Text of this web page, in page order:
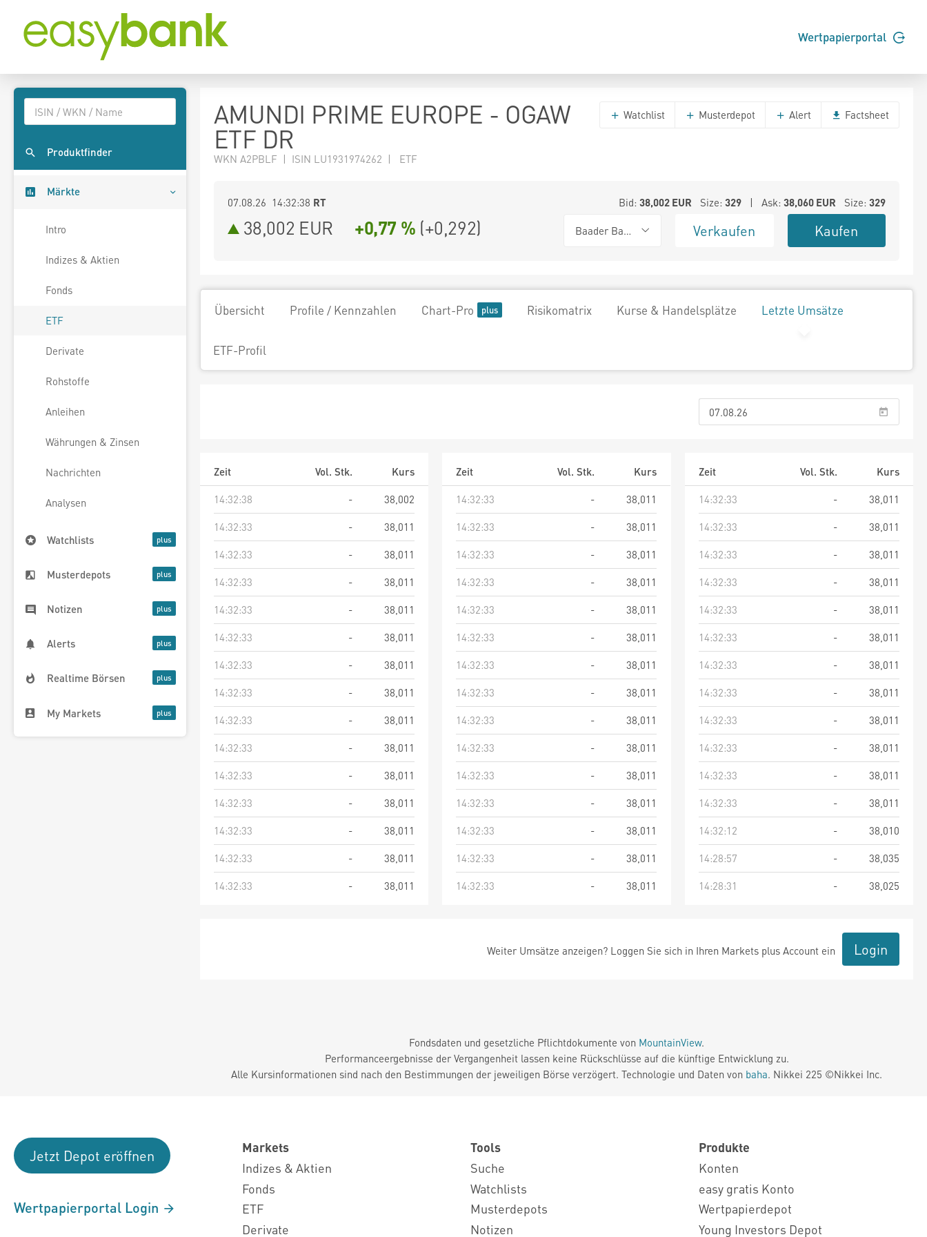
Wertpapierportal
Produktfinder
Märkte
Intro
Indizes & Aktien
Fonds
ETF
Derivate
Rohstoffe
Anleihen
Währungen & Zinsen
Nachrichten
Analysen
Watchlists
Musterdepots
Notizen
Alerts
Realtime Börsen
My Markets
AMUNDI PRIME EUROPE - OGAW
ETF DR
WKN A2PBLF | ISIN LU1931974262 | ETF
Watchlist Musterdepot Alert Factsheet
07.08.26 14:32:38 RT Bid: 38,002EUR Size: 329| Ask: 38,060EUR Size: 329
38,002 EUR +0,77 % (+0,292) Baader Bank (Baadex) Verkaufen Kaufen
Übersicht Profile / Kennzahlen Chart-Pro Risikomatrix Kurse & Handelsplätze Letzte Umsätze
ETF-Profil
Zeit Vol. Stk.
Kurs
14:32:38
-
38,002
14:32:33
-
38,011
14:32:33
-
38,011
14:32:33
-
38,011
14:32:33
-
38,011
14:32:33
-
38,011
14:32:33
-
38,011
14:32:33
-
38,011
14:32:33
-
38,011
14:32:33
-
38,011
14:32:33
-
38,011
14:32:33
-
38,011
14:32:33
-
38,011
14:32:33
-
38,011
14:32:33
- 38,011
Zeit Vol. Stk.
Kurs
14:32:33
-
38,011
14:32:33
-
38,011
14:32:33
-
38,011
14:32:33
-
38,011
14:32:33
-
38,011
14:32:33
-
38,011
14:32:33
-
38,011
14:32:33
-
38,011
14:32:33
-
38,011
14:32:33
-
38,011
14:32:33
-
38,011
14:32:33
-
38,011
14:32:33
-
38,011
14:32:33
-
38,011
14:32:33
- 38,011
Zeit Vol. Stk.
Kurs
14:32:33
-
38,011
14:32:33
-
38,011
14:32:33
-
38,011
14:32:33
-
38,011
14:32:33
-
38,011
14:32:33
-
38,011
14:32:33
-
38,011
14:32:33
-
38,011
14:32:33
-
38,011
14:32:33
-
38,011
14:32:33
-
38,011
14:32:33
-
38,011
14:32:12
-
38,010
14:28:57
-
38,035
14:28:31
- 38,025
Weiter Umsätze anzeigen? Loggen Sie sich in Ihren Markets plus Account ein Login
Fondsdaten und gesetzliche Pflichtdokumente von MountainView.
Performanceergebnisse der Vergangenheit lassen keine Rückschlüsse auf die künftige Entwicklung zu.
Alle Kursinformationen sind nach den Bestimmungen der jeweiligen Börse verzögert. Technologie und Daten von baha. Nikkei 225 ©Nikkei Inc.
Jetzt Depot eröffnen
Wertpapierportal Login
Markets
Indizes & Aktien
Fonds
ETF
Derivate
Tools
Suche
Watchlists
Musterdepots
Notizen
Produkte
Konten
easy gratis Konto
Wertpapierdepot
Young Investors Depot